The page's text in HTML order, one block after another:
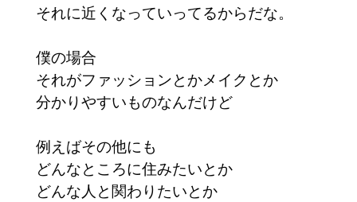
それに近くなっていってるからだな。
僕の場合
それがファッションとかメイクとか
分かりやすいものなんだけど
例えばその他にも
どんなところに住みたいとか
どんな人と関わりたいとか